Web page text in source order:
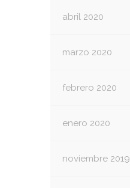
abril 2020
marzo 2020
febrero 2020
enero 2020
noviembre 2019